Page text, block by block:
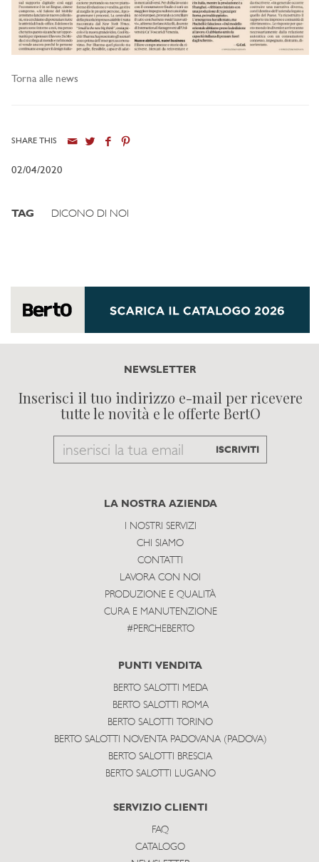
Torna alle news
SHARE THIS
02/04/2020
TAG DICONO DI NOI
NEWSLETTER
Inserisci il tuo indirizzo e-mail per ricevere
tutte le novità e le offerte BertO
Email
subscribe
ISCRIVITI
LA NOSTRA AZIENDA
I NOSTRI SERVIZI
CHI SIAMO
CONTATTI
LAVORA CON NOI
PRODUZIONE E QUALITÀ
CURA E MANUTENZIONE
#PERCHEBERTO
PUNTI VENDITA
BERTO SALOTTI MEDA
BERTO SALOTTI ROMA
BERTO SALOTTI TORINO
BERTO SALOTTI NOVENTA PADOVANA (PADOVA)
BERTO SALOTTI BRESCIA
BERTO SALOTTI LUGANO
SERVIZIO CLIENTI
FAQ
CATALOGO